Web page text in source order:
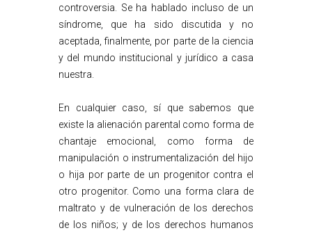
controversia. Se ha hablado incluso de un
síndrome, que ha sido discutida y no
aceptada, finalmente, por parte de la ciencia
y del mundo institucional y jurídico a casa
nuestra.
En cualquier caso, sí que sabemos que
existe la alienación parental como forma de
chantaje emocional, como forma de
manipulación o instrumentalización del hijo
o hija por parte de un progenitor contra el
otro progenitor. Como una forma clara de
maltrato y de vulneración de los derechos
de los niños; y de los derechos humanos